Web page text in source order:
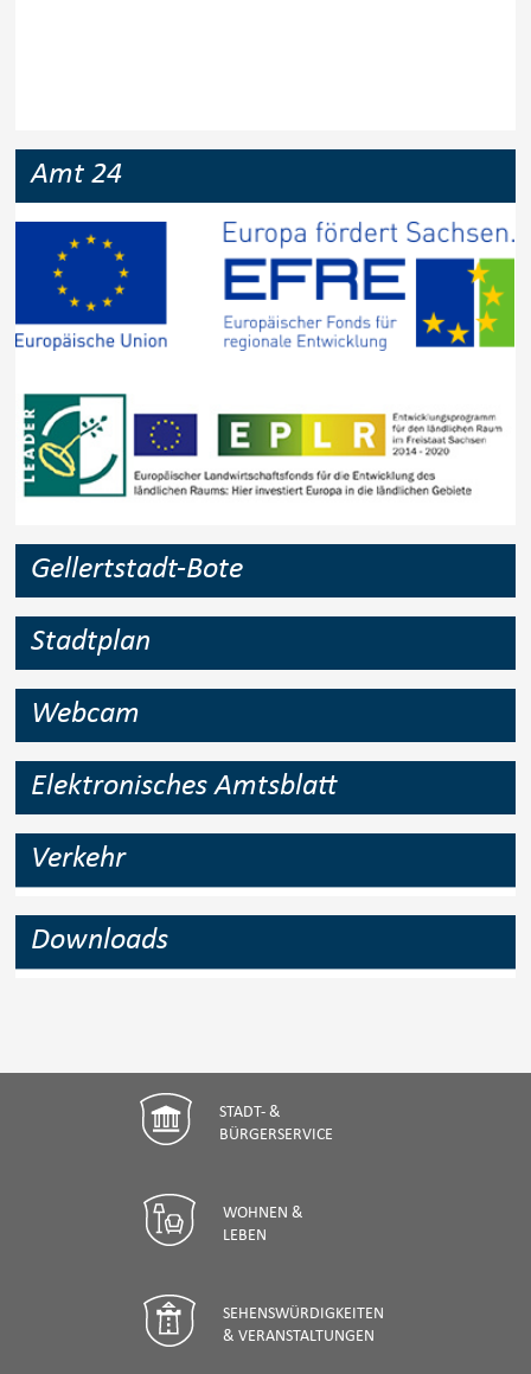
Amt 24
Gellertstadt-Bote
Stadtplan
Webcam
Elektronisches Amtsblatt
Verkehr
Downloads
STADT- &
BÜRGERSERVICE
WOHNEN &
LEBEN
SEHENSWÜRDIGKEITEN
& VERANSTALTUNGEN